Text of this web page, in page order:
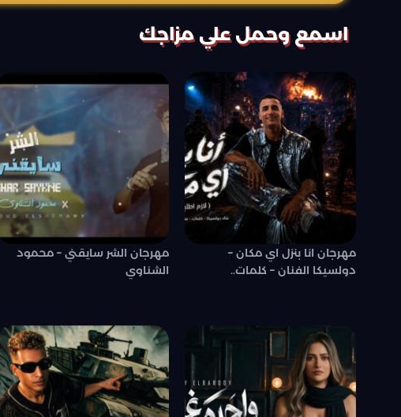
اسمع وحمل علي مزاجك
مهرجان انا بنزل اي مكان –
دولسيكا الفنان – كلمات..
مهرجان الشر سايقني – محمود
الشناوي